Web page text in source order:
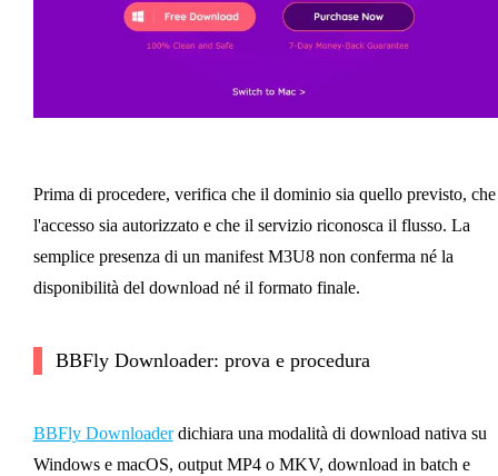
Prima di procedere, verifica che il dominio sia quello previsto, che
l'accesso sia autorizzato e che il servizio riconosca il flusso. La
semplice presenza di un manifest M3U8 non conferma né la
disponibilità del download né il formato finale.
BBFly Downloader: prova e procedura
BBFly Downloaderdichiara una modalità di download nativa su
Windows e macOS, output MP4 o MKV, download in batch e